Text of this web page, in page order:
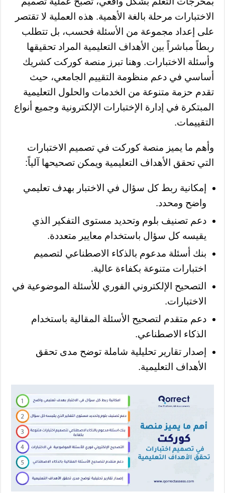
الاختبارات مرحلة بالغة الأهمية. هذه العملية لا تقتصر
على إعداد مجموعة من الأسئلة فحسب، بل تتطلب
ربطاً مباشراً بين الأهداف التعليمية المراد تحقيقها
وأسئلة الاختبارات. وهنا تبرز منصة كوركت كشريك
أساسي في دعم منظومة التقييم الجامعي، حيث
تقدم حزمة متنوعة من الخدمات والحلول التعليمية
المبتكرة في إدارة الإختبارات الإلكترونية وجميع أنواع
التقييمات.
وأهم ما يميز منصة كوركت في تصميم الاختبارات
التي تحقق الأهداف التعليمية ويمكن تصحيحها آلياً:
إمكانية ربط كل سؤال في الاختبار بهدف تعليمي
واضح ومحدد.
دعم تصنيف بلوم وتحديد مستوى التفكير الذي
يقيسه كل سؤال باستخدام معايير متعددة.
بنك أسئلة مدعوم بالذكاء الاصطناعي لتصميم
اختبارات متنوعة بكفاءة عالية.
التصحيح الإلكتروني الفوري للأسئلة الموضوعية في
الاختبارات.
دعم متقدم لتصحيح الأسئلة المقالية باستخدام
الذكاء الاصطناعي.
إصدار تقارير تحليلية شاملة توضح مدى تحقق
الأهداف التعليمية.